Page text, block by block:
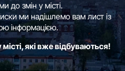
до змін у місті.
ми надішлемо вам лист із
інформацією.
які вже відбуваються!